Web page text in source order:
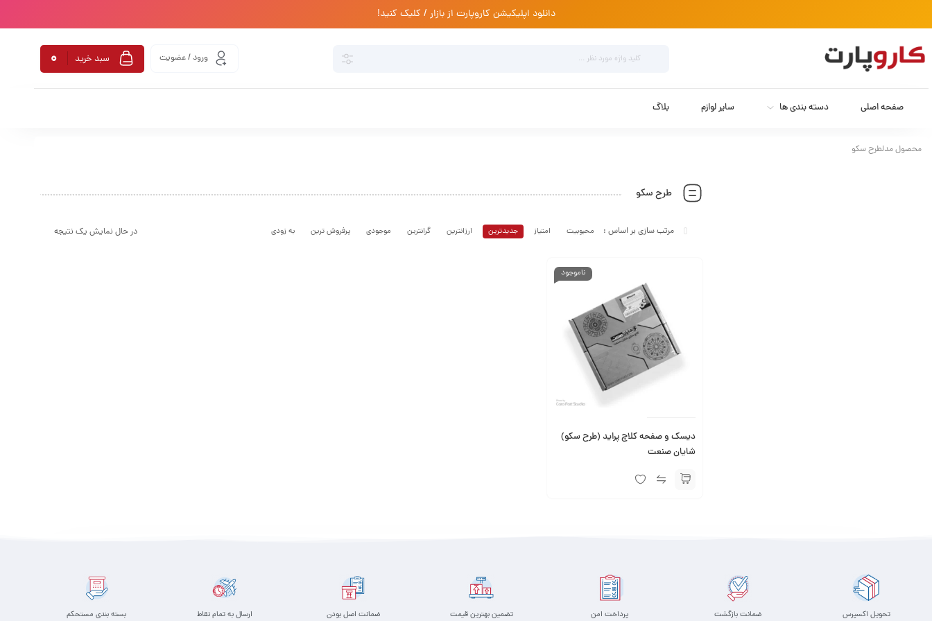
دانلود اپلیکیشن کاروپارت از بازار / کلیک کنید!
ورود / عضویت سبد خرید 0
صفحه اصلی دسته بندی ها سایر لوازم بلاگ
محصول مدلطرح سکو
طرح سکو
در حال نمایش یک نتیجه محبوبیت امتیاز جدیدترین ارزانترین گرانترین موجودی پرفروش ترین به زودی
ناموجود
دیسک و صفحه کلاچ پراید (طرح سکو)
شایان صنعت
تحویل اکسپرس ضمانت بازگشت پرداخت امن تضمین بهترین قیمت ضمانت اصل بودن ارسال به تمام نقاط بسته بندی مستحکم